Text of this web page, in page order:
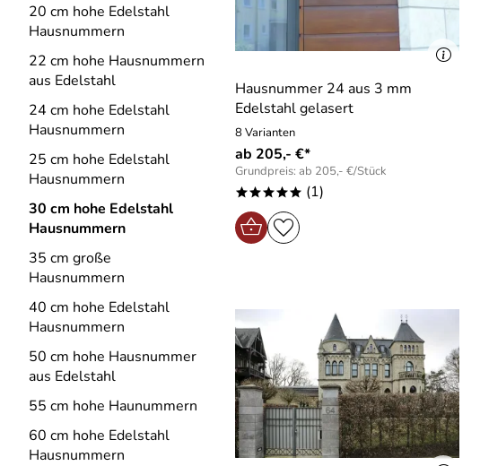
20 cm hohe Edelstahl
Hausnummern
22 cm hohe Hausnummern
aus Edelstahl
24 cm hohe Edelstahl
Hausnummern
25 cm hohe Edelstahl
Hausnummern
30 cm hohe Edelstahl
Hausnummern
35 cm große
Hausnummern
40 cm hohe Edelstahl
Hausnummern
50 cm hohe Hausnummer
aus Edelstahl
55 cm hohe Haunummern
60 cm hohe Edelstahl
Hausnummern
Hausnummer 24 aus 3 mm
Edelstahl gelasert
8 Varianten
ab 205,- €*
Grundpreis: ab 205,- €/Stück
***** (1)